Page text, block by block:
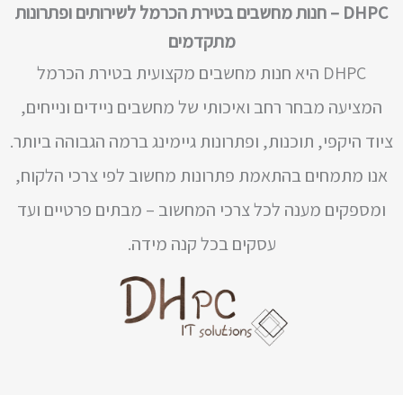
DHPC – חנות מחשבים בטירת הכרמל לשירותים ופתרונות
מתקדמים
DHPC היא חנות מחשבים מקצועית בטירת הכרמל
המציעה מבחר רחב ואיכותי של מחשבים ניידים ונייחים,
ציוד היקפי, תוכנות, ופתרונות גיימינג ברמה הגבוהה ביותר.
אנו מתמחים בהתאמת פתרונות מחשוב לפי צרכי הלקוח,
ומספקים מענה לכל צרכי המחשוב – מבתים פרטיים ועד
עסקים בכל קנה מידה.